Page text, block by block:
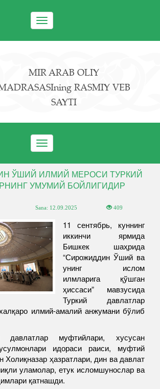
Toggle
navigation
MIR ARAB OLIY
RASMIY VEB
SAYTI
Toggle
navigation
ЎШИЙ ИЛМИЙ МЕРОСИ ТУРКИЙ
УМУМИЙ БОЙЛИГИДИР
Sana: 12.09.2025 409
11 сентябрь, куннинг
иккинчи ярмида
Бишкек шаҳрида
“Сирожиддин Ўший ва
унинг ислом
илмларига қўшган
ҳиссаси” мавзусида
Туркий давлатлар
илмий-амалий анжумани бўлиб
муфтийлари, хусусан
идораси раиси, муфтий
ҳазратлари, дин ва давлат
уламолар, етук исломшунослар ва
қатнашди.